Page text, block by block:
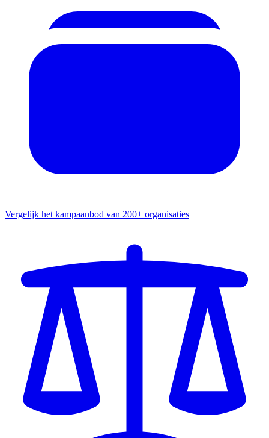
Vergelijk het kampaanbod van 200+ organisaties